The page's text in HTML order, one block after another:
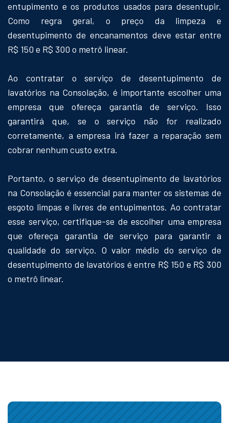
entupimento e os produtos usados para desentupir.
Como regra geral, o preço da limpeza e
desentupimento de encanamentos deve estar entre
R$ 150 e R$ 300 o metrô linear.
Ao contratar o serviço de desentupimento de
lavatórios na Consolação, é importante escolher uma
empresa que ofereça garantia de serviço. Isso
garantirá que, se o serviço não for realizado
corretamente, a empresa irá fazer a reparação sem
cobrar nenhum custo extra.
Portanto, o serviço de desentupimento de lavatórios
na Consolação é essencial para manter os sistemas de
esgoto limpas e livres de entupimentos. Ao contratar
esse serviço, certifique-se de escolher uma empresa
que ofereça garantia de serviço para garantir a
qualidade do serviço. O valor médio do serviço de
desentupimento de lavatórios é entre R$ 150 e R$ 300
o metrô linear.